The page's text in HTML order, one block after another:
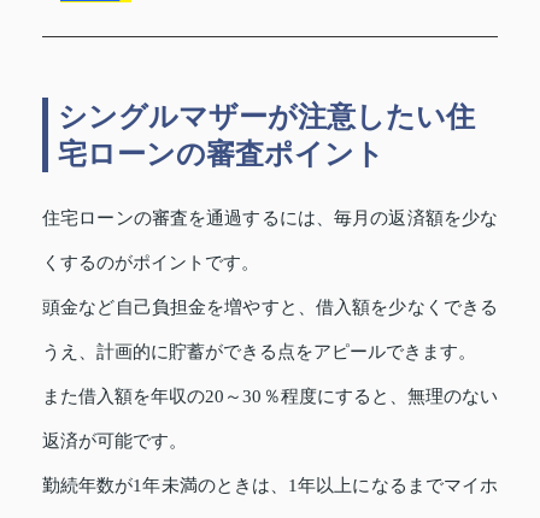
シングルマザーが注意したい住
宅ローンの審査ポイント
住宅ローンの審査を通過するには、毎月の返済額を少な
くするのがポイントです。
頭金など自己負担金を増やすと、借入額を少なくできる
うえ、計画的に貯蓄ができる点をアピールできます。
また借入額を年収の20～30％程度にすると、無理のない
返済が可能です。
勤続年数が1年未満のときは、1年以上になるまでマイホ